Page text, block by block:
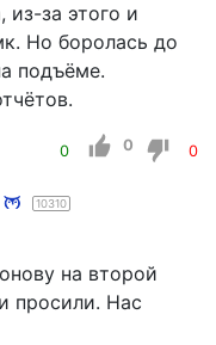
из-за этого и
Но боролась до
подъёме.
0 0 0
10310
на второй
просили. Нас